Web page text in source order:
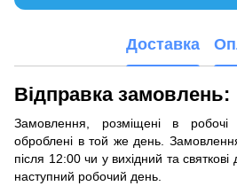
Доставка
Відправка замовлень:
Замовлення, розміщені в робочі
оброблені в той же день.
після 12:00 чи у вихідний та
наступний робочий день.